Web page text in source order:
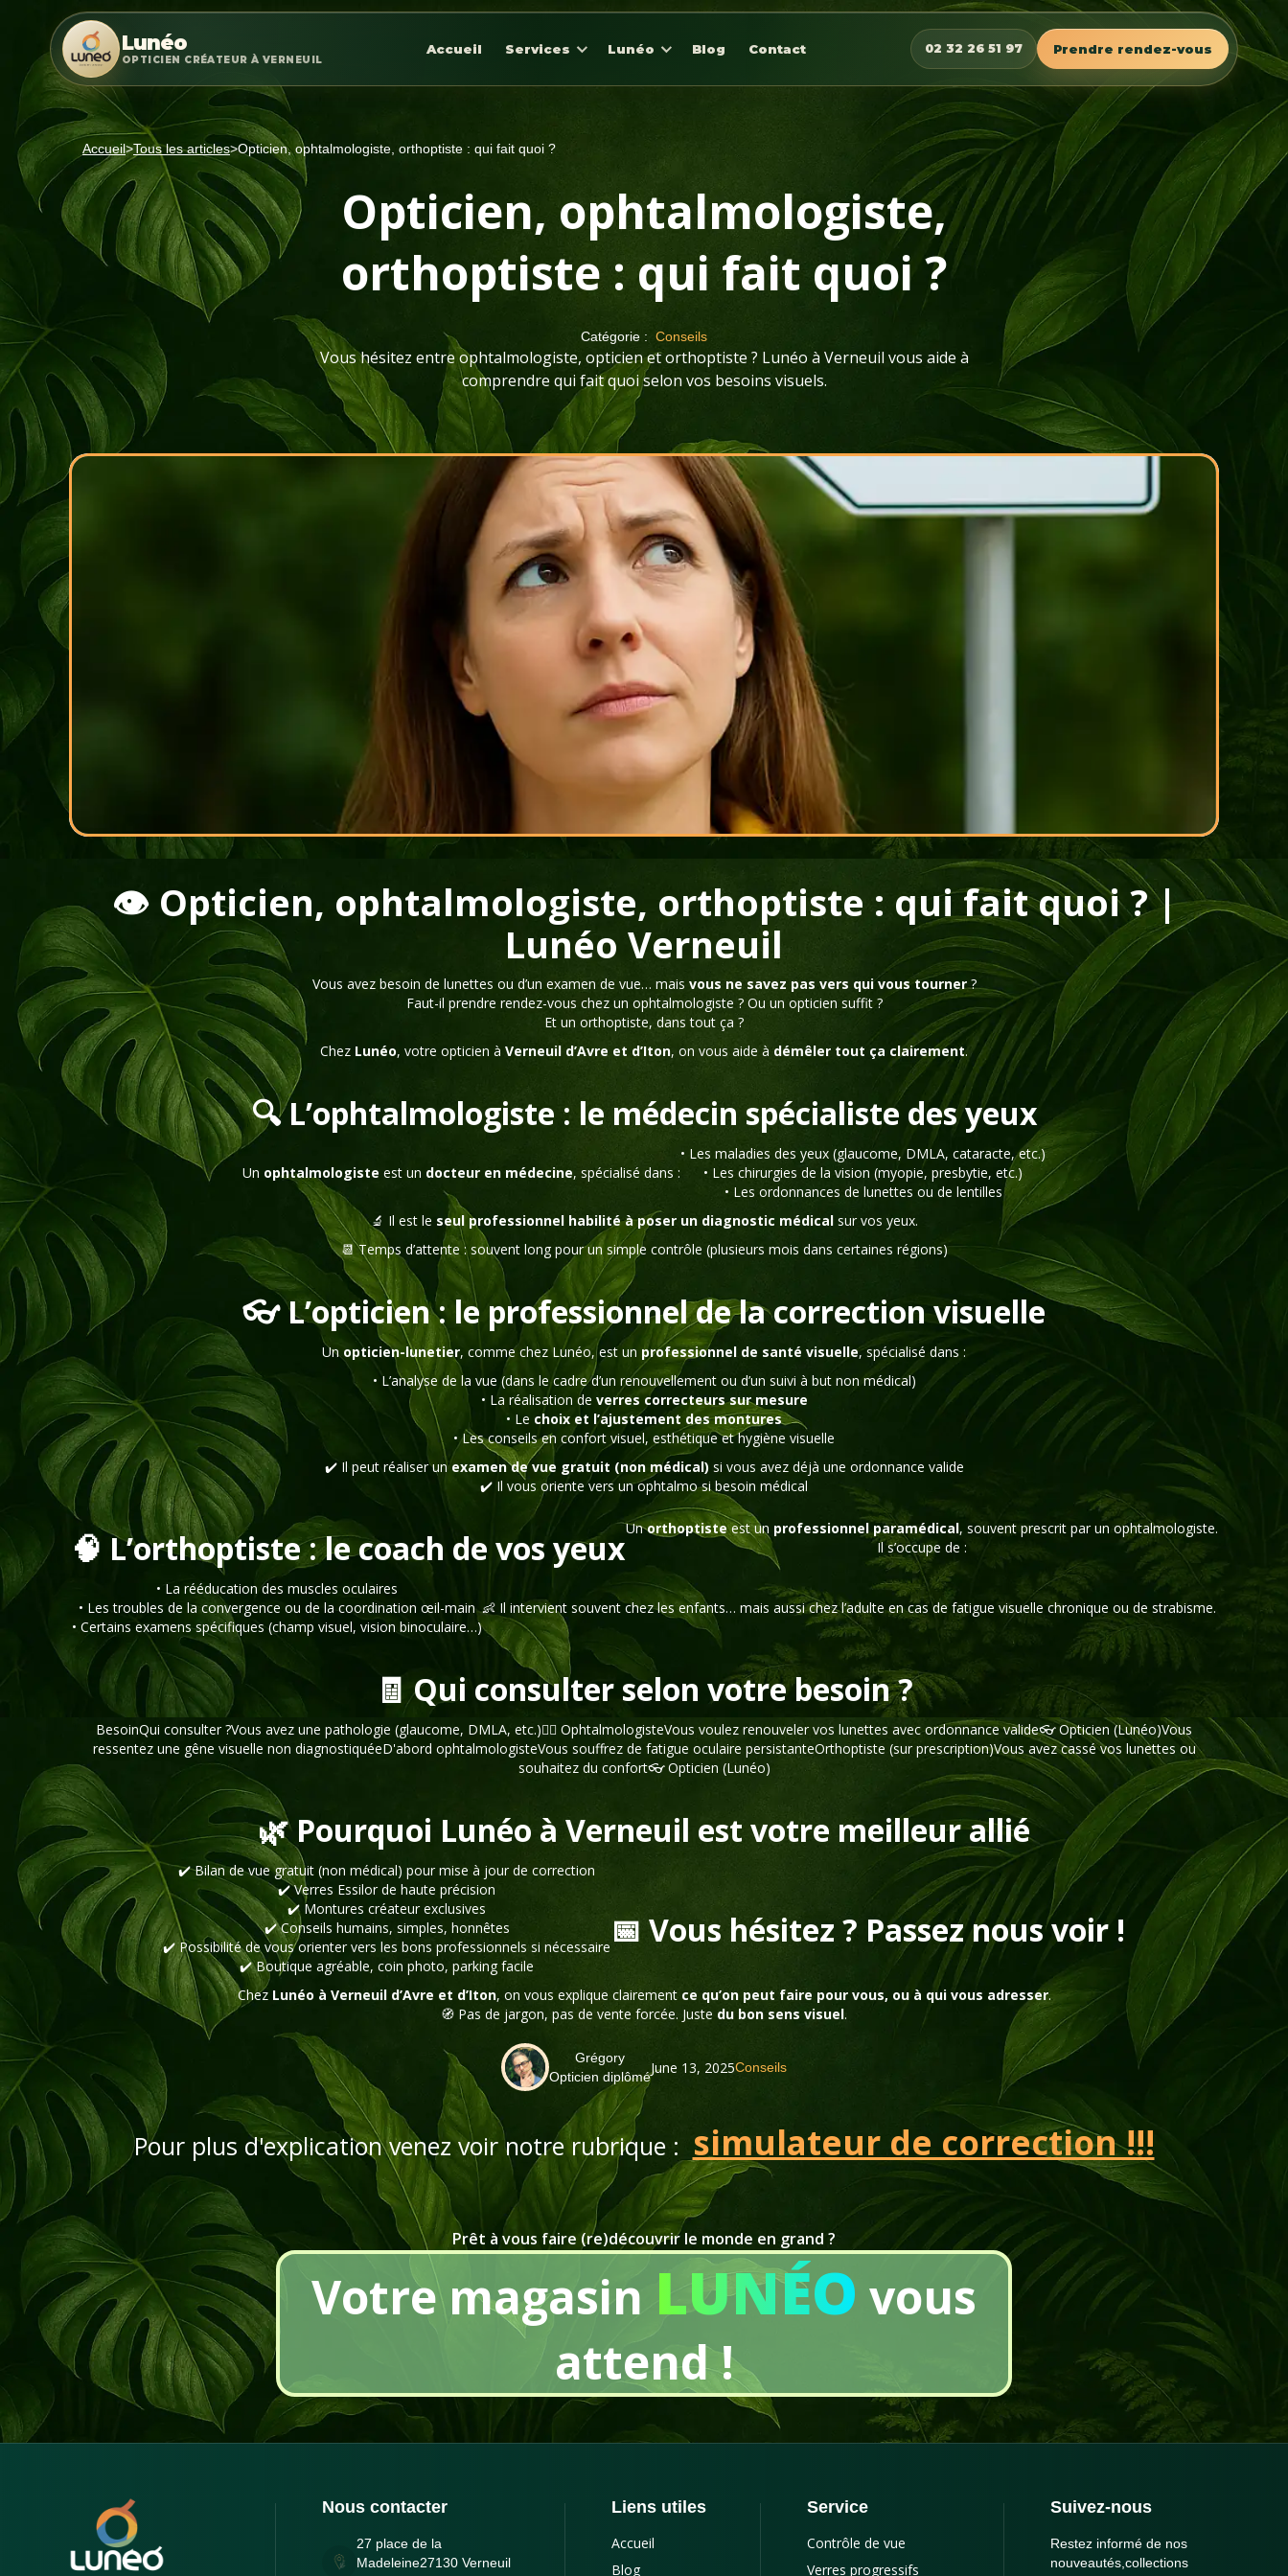
Lunéo
OPTICIEN CRÉATEUR À VERNEUIL
Accueil Services Lunéo Blog Contact 02 32 26 51 97 Prendre rendez-vous
Accueil>Tous les articles>Opticien, ophtalmologiste, orthoptiste : qui fait quoi ?
Opticien, ophtalmologiste,
orthoptiste : qui fait quoi ?
Catégorie : Conseils
Vous hésitez entre ophtalmologiste, opticien et orthoptiste ? Lunéo à Verneuil vous aide à
comprendre qui fait quoi selon vos besoins visuels.
👁️ Opticien, ophtalmologiste, orthoptiste : qui fait quoi ? |
Lunéo Verneuil
Vous avez besoin de lunettes ou d’un examen de vue… mais vous ne savez pas vers qui vous tourner?
Faut-il prendre rendez-vous chez un ophtalmologiste ? Ou un opticien suffit ?
Et un orthoptiste, dans tout ça ?
Chez Lunéo, votre opticien à Verneuil d’Avre et d’Iton, on vous aide à démêler tout ça clairement.
🔍 L’ophtalmologiste : le médecin spécialiste des yeux
Un ophtalmologiste est un docteur en médecine, spécialisé dans :
• Les maladies des yeux (glaucome, DMLA, cataracte, etc.)
• Les chirurgies de la vision (myopie, presbytie, etc.)
• Les ordonnances de lunettes ou de lentilles
🔬 Il est le seul professionnel habilité à poser un diagnostic médicalsur vos yeux.
📆 Temps d’attente : souvent long pour un simple contrôle (plusieurs mois dans certaines régions)
👓 L’opticien : le professionnel de la correction visuelle
Unopticien-lunetier, comme chez Lunéo, est un professionnel de santé visuelle, spécialisé dans :
• L’analyse de la vue (dans le cadre d’un renouvellement ou d’un suivi à but non médical)
• La réalisation de verres correcteurs sur mesure
• Le choix et l’ajustement des montures
• Les conseils en confort visuel, esthétique et hygiène visuelle
✔️ Il peut réaliser unexamen de vue gratuit (non médical) si vous avez déjà une ordonnance valide
✔️ Il vous oriente vers un ophtalmo si besoin médical
🧠 L’orthoptiste : le coach de vos yeuxUnorthoptisteest un professionnel paramédical, souvent prescrit par un ophtalmologiste.
Il s’occupe de :
• La rééducation des muscles oculaires
• Les troubles de la convergence ou de la coordination œil-main
• Certains examens spécifiques (champ visuel, vision binoculaire…)
👶 Il intervient souvent chez les enfants… mais aussi chez l’adulte en cas de fatigue visuelle chronique ou de strabisme.
🧾 Qui consulter selon votre besoin ?
BesoinQui consulter ?Vous avez une pathologie (glaucome, DMLA, etc.)👨‍⚕️ OphtalmologisteVous voulez renouveler vos lunettes avec ordonnance valide👓 Opticien (Lunéo)Vous
ressentez une gêne visuelle non diagnostiquéeD'abord ophtalmologisteVous souffrez de fatigue oculaire persistanteOrthoptiste (sur prescription)Vous avez cassé vos lunettes ou
souhaitez du confort👓 Opticien (Lunéo)
🌿 Pourquoi Lunéo à Verneuil est votre meilleur allié
✔️ Bilan de vue gratuit (non médical) pour mise à jour de correction
✔️ Verres Essilor de haute précision
✔️ Montures créateur exclusives
✔️ Conseils humains, simples, honnêtes
✔️ Possibilité de vous orienter vers les bons professionnels si nécessaire
✔️ Boutique agréable, coin photo, parking facile
📅 Vous hésitez ? Passez nous voir !
Chez Lunéo à Verneuil d’Avre et d’Iton, on vous explique clairement ce qu’on peut faire pour vous, ou à qui vous adresser.
🧭 Pas de jargon, pas de vente forcée. Juste du bon sens visuel.
Grégory
Opticien diplômé
June 13, 2025Conseils
Pour plus d'explication venez voir notre rubrique : simulateur de correction !!!
Prêt à vous faire (re)découvrir le monde en grand ?
Votre magasin LUNÉO vous
attend !
Nous contacter
27 place de la
Madeleine27130 Verneuil
Liens utiles
Accueil
Blog
Service
Contrôle de vue
Verres progressifs
Suivez-nous
Restez informé de nos
nouveautés,collections